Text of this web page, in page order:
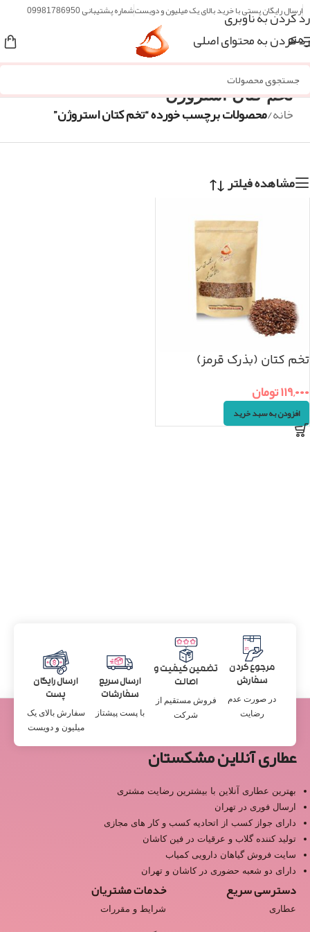
رد کردن به ناوبری
رد کردن به محتوای اصلی
ارسال رایگان پستی با خرید بالای یک میلیون و دویستشماره پشتیبانی 09981786950
منو
تخم کتان استروژن
خانه/محصولات برچسب خورده “تخم کتان استروژن”
مشاهده فیلتر
تخم کتان (بذرک قرمز)
۱۱۹,۰۰۰تومان
افزودن به سبد خرید
مرجوع کردن
سفارش
در صورت عدم
رضایت
تضمین کیفیت و
اصالت
فروش مستقیم از
شرکت
ارسال سریع
سفارشات
با پست پیشتاز
ارسال رایگان
پست
سفارش بالای یک
میلیون و دویست
عطاری آنلاین مشکستان
بهترین عطاری آنلاین با بیشترین رضایت مشتری
ارسال فوری در تهران
دارای جواز کسب از اتحادیه کسب و کار های مجازی
تولید کننده گلاب و عرقیات در فین کاشان
سایت فروش گیاهان دارویی کمیاب
دارای دو شعبه حضوری در کاشان و تهران
دسترسی سریع
عطاری
خدمات مشتریان
شرایط و مقررات